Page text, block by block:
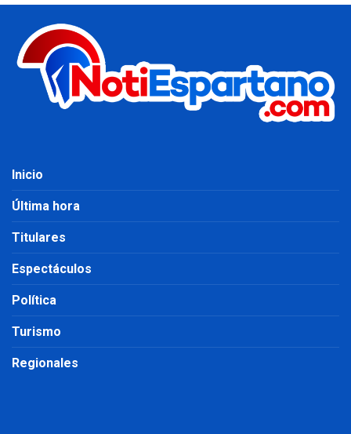
Inicio
Última hora
Titulares
Espectáculos
Política
Turismo
Regionales